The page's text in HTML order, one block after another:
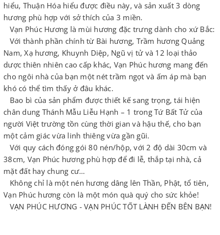
hiểu, Thuận Hóa hiểu được điều này, và sản xuất 3 dòng
hương phù hợp với sở thích của 3 miền.
Vạn Phúc Hương là mùi hương đặc trưng dành cho xứ Bắc:
Với thành phần chính từ Bài hương, Trầm hương Quảng
Nam, Xạ hương, Khuynh Diệp, Ngũ vị tử và 12 loại thảo
dược thiên nhiên cao cấp khác, Vạn Phúc hương mang đến
cho ngôi nhà của bạn một nét trầm ngọt và ấm áp mà bạn
khó có thể tìm thấy ở đâu khác.
Bao bì của sản phẩm được thiết kế sang trọng, tái hiện
chân dung Thánh Mẫu Liễu Hạnh – 1 trong Tứ Bất Tử của
người Việt trường tồn cùng thời gian và hậu thế, cho bạn
một cảm giác vừa linh thiêng vừa gần gũi.
Với quy cách đóng gói 80 nén/hộp, với 2 độ dài 30cm và
38cm, Vạn Phúc hương phù hợp để đi lễ, thắp tại nhà, cả
mặt đất hay chung cư…
Không chỉ là một nén hương dâng lên Thần, Phật, tổ tiên,
Vạn Phúc hương còn là một món quà quý cho sức khỏe!
VẠN PHÚC HƯƠNG - VẠN PHÚC TỐT LÀNH ĐẾN BÊN BẠN!